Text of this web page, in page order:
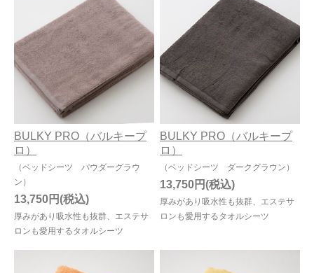
BULKY PRO（バルキープ
ロ）
（ベッドシーツ パウダーグラウ
ン）
厚みがあり吸水性も抜群、エステサ
ロンも愛用するタオルシーツ
13,750円
BULKY PRO（バルキープ
ロ）
（ベッドシーツ ダークグラウン）
厚みがあり吸水性も抜群、エステサ
ロンも愛用するタオルシーツ
13,750円